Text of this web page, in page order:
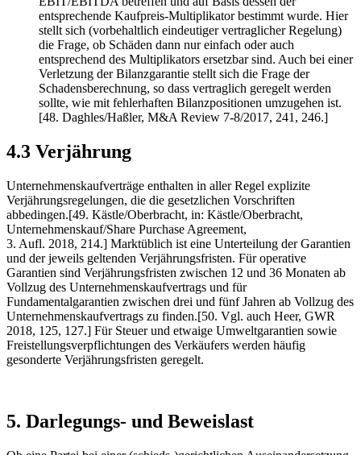
entsprechende Kaufpreis-Multiplikator bestimmt wurde. Hier
stellt sich (vorbehaltlich eindeutiger vertraglicher Regelung)
die Frage, ob Schäden dann nur einfach oder auch
entsprechend des Multiplikators ersetzbar sind. Auch bei einer
Verletzung der Bilanzgarantie stellt sich die Frage der
Schadensberechnung, so dass vertraglich geregelt werden
sollte, wie mit fehlerhaften Bilanzpositionen umzugehen ist.
[48. Daghles/Haßler, M&A Review 7-8/2017, 241, 246.]
4.3 Verjährung
Unternehmenskaufverträge enthalten in aller Regel explizite
Verjährungsregelungen, die die gesetzlichen Vorschriften
abbedingen.[49. Kästle/Oberbracht, in: Kästle/Oberbracht,
Unternehmenskauf/Share Purchase Agreement,
3. Aufl. 2018, 214.] Marktüblich ist eine Unterteilung der Garantien
und der jeweils geltenden Verjährungsfristen. Für operative
Garantien sind Verjährungsfristen zwischen 12 und 36 Monaten ab
Vollzug des Unternehmenskaufvertrags und für
Fundamentalgarantien zwischen drei und fünf Jahren ab Vollzug des
Unternehmenskaufvertrags zu finden.[50. Vgl. auch Heer, GWR
2018, 125, 127.] Für Steuer und etwaige Umweltgarantien sowie
Freistellungsverpflichtungen des Verkäufers werden häufig
gesonderte Verjährungsfristen geregelt.
5. Darlegungs- und Beweislast